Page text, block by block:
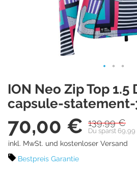
ION Neo Zip Top 1.5
capsule-
139,99 €
Du sparst 69,99
Sonderpreis
70,00 €
inkl. MwSt. und kostenloser Versand
Bestpreis Garantie
to
the
beginning
of
the
images